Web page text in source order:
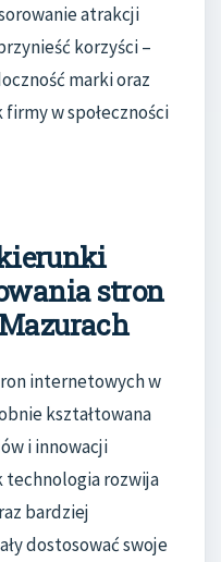
atrakcji
korzyści –
marki oraz
w społeczności
stron
internetowych w
kształtowana
i innowacji
technologia rozwija
bardziej
dostosować swoje